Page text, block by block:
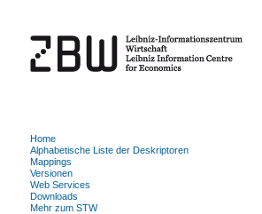
Home
Alphabetische Liste der Deskriptoren
Mappings
Versionen
Web Services
Downloads
Mehr zum STW